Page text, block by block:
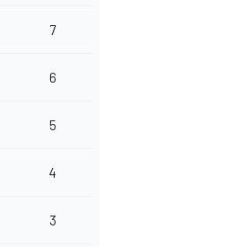
7
6
5
4
3